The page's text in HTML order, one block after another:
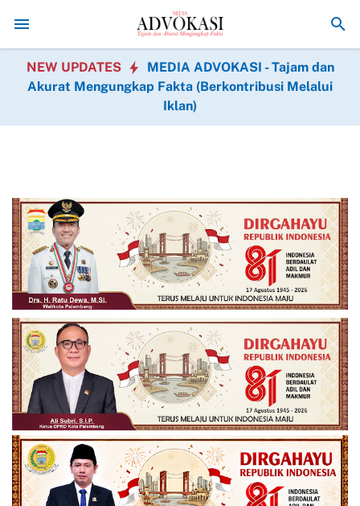
Operasi Gratis Hadir dalam BAKTIKES HUT Ke-1 Kodam XIX
NEW UPDATES
MEDIA ADVOKASI - Tajam dan
Akurat Mengungkap Fakta (Berkontribusi Melalui
Iklan)